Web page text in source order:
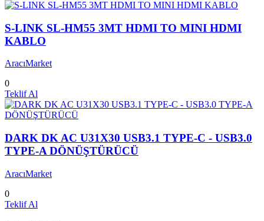
S-LINK SL-HM55 3MT HDMI TO MINI HDMI
KABLO
AracıMarket
0
Teklif Al
DARK DK AC U31X30 USB3.1 TYPE-C - USB3.0
TYPE-A DÖNÜŞTÜRÜCÜ
AracıMarket
0
Teklif Al